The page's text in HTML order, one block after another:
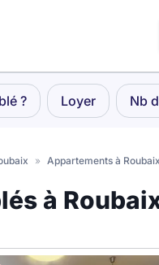
? Loyer Nb
» Appartements à Roubaix
à